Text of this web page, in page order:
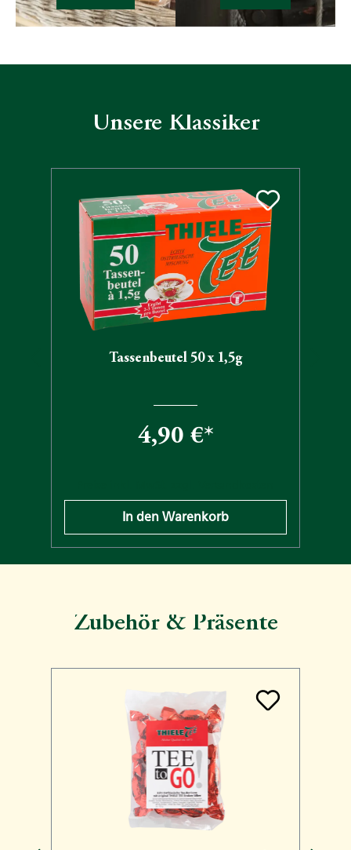
Unsere Klassiker
Tassenbeutel 50 x 1,5g
4,90 €*
In den Warenkorb
Zubehör & Präsente